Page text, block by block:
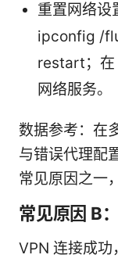
重置网络
ipconfig /
restart；在
网络服务。
数据参考：在
与错误代理配
常见原因之一
常见原因 B
VPN 连接成功